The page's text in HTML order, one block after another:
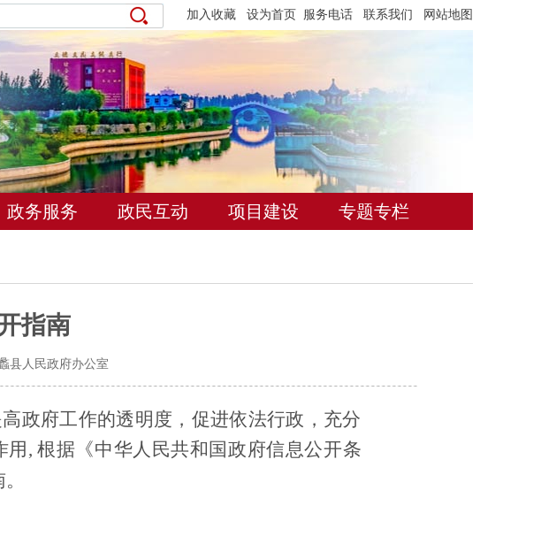
加入收藏 设为首页 服务电话 联系我们 网站地图
政务服务 政民互动 项目建设 专题专栏
指南
县人民政府办公室
政府工作的透明度，促进依法行政，充分
用 , 根据《中华人民共和国政府信息公开条